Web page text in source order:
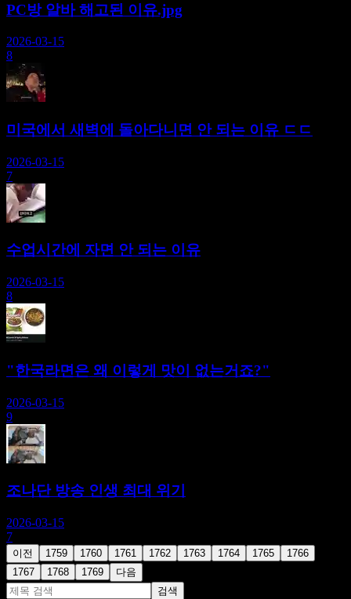
PC방 알바 해고된 이유.jpg
2026-03-15
8
미국에서 새벽에 돌아다니면 안 되는 이유 ㄷㄷ
2026-03-15
7
수업시간에 자면 안 되는 이유
2026-03-15
8
"한국라면은 왜 이렇게 맛이 없는거죠?"
2026-03-15
9
조나단 방송 인생 최대 위기
2026-03-15
7
이전 1759 1760 1761 1762 1763 1764 1765
1766
1767
1768 1769
다음
검색